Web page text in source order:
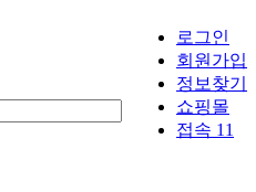
로그인
회원가입
정보찾기
쇼핑몰
접속 11